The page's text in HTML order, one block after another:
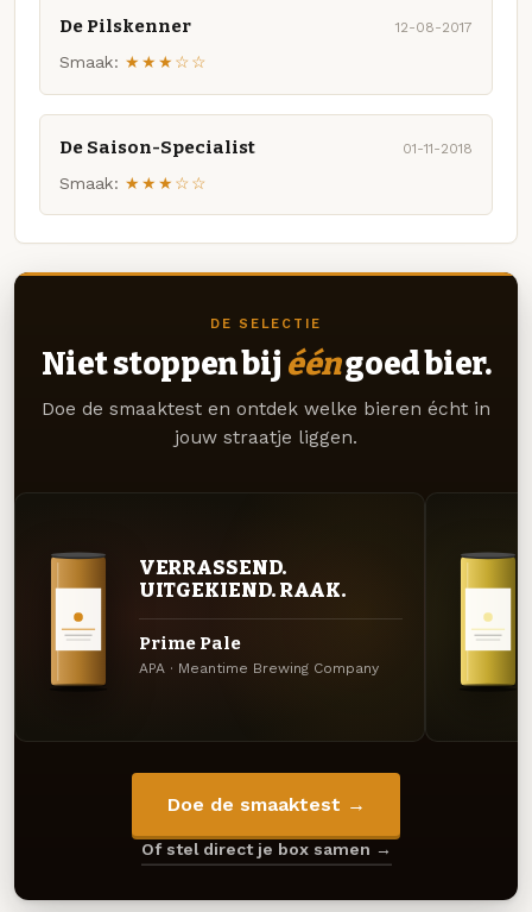
De Pilskenner 12-08-2017
Smaak: ★★★☆☆
De Saison-Specialist 01-11-2018
Smaak: ★★★☆☆
DE SELECTIE
Niet stoppen bij ééngoed bier.
Doe de smaaktest en ontdek welke bieren écht in
jouw straatje liggen.
VERRASSEND.
UITGEKIEND. RAAK.
Prime Pale
APA · Meantime Brewing Company
Doe de smaaktest →
Of stel direct je box samen →